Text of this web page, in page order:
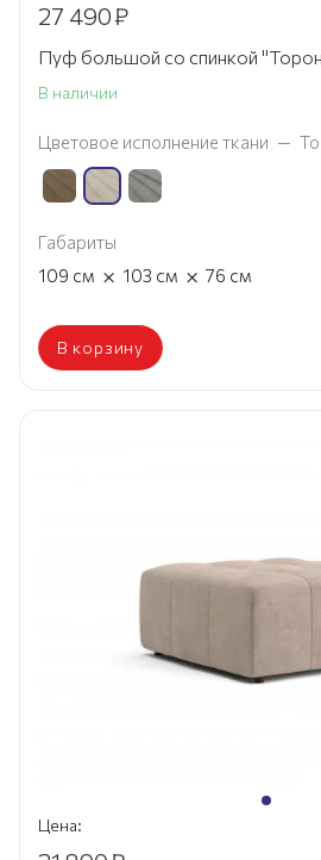
27 490₽
Пуф большой со спинкой
В наличии
Цветовое исполнение ткани —
Габариты
109 см × 103 см × 76 см
В корзину
Цена: